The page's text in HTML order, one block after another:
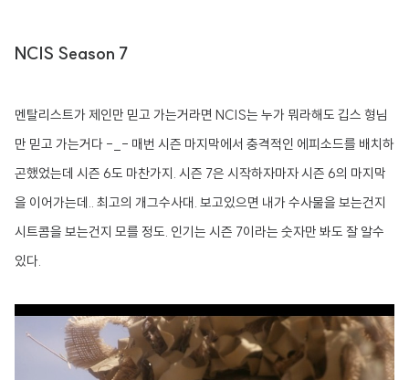
NCIS Season 7
멘탈리스트가 제인만 믿고 가는거라면 NCIS는 누가 뭐라해도 깁스 형님
만 믿고 가는거다 -_- 매번 시즌 마지막에서 충격적인 에피소드를 배치하
곤했었는데 시즌 6도 마찬가지. 시즌 7은 시작하자마자 시즌 6의 마지막
을 이어가는데.. 최고의 개그수사대. 보고있으면 내가 수사물을 보는건지
시트콤을 보는건지 모를 정도. 인기는 시즌 7이라는 숫자만 봐도 잘 알수
있다.